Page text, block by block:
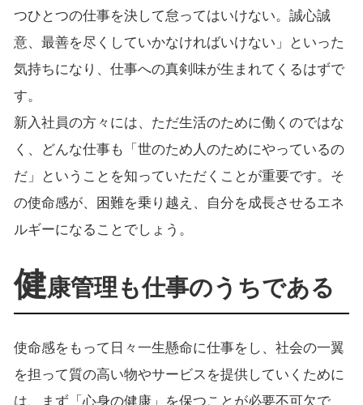
つひとつの仕事を決して怠ってはいけない。誠心誠
意、最善を尽くしていかなければいけない」といった
気持ちになり、仕事への真剣味が生まれてくるはずで
す。
新入社員の方々には、ただ生活のために働くのではな
く、どんな仕事も「世のため人のためにやっているの
だ」ということを知っていただくことが重要です。そ
の使命感が、困難を乗り越え、自分を成長させるエネ
ルギーになることでしょう。
健康管理も仕事のうちである
使命感をもって日々一生懸命に仕事をし、社会の一翼
を担って質の高い物やサービスを提供していくために
は、まず「心身の健康」を保つことが必要不可欠で